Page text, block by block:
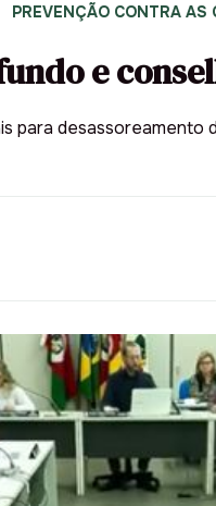
PREVENÇÃO CONTRA AS
e
para